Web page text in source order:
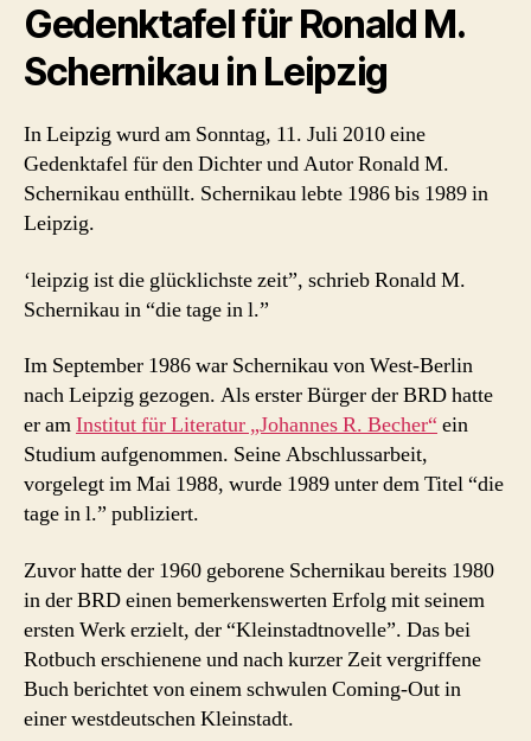
Gedenktafel für Ronald M.
Schernikau in Leipzig
In Leipzig wurd am Sonntag, 11. Juli 2010 eine
Gedenktafel für den Dichter und Autor Ronald M.
Schernikau enthüllt. Schernikau lebte 1986 bis 1989 in
Leipzig.
‘leipzig ist die glücklichste zeit”, schrieb Ronald M.
Schernikau in “die tage in l.”
Im September 1986 war Schernikau von West-Berlin
nach Leipzig gezogen. Als erster Bürger der BRD hatte
er amInstitut für Literatur „Johannes R. Becher“ein
Studium aufgenommen. Seine Abschlussarbeit,
vorgelegt im Mai 1988, wurde 1989 unter dem Titel “die
tage in l.” publiziert.
Zuvor hatte der 1960 geborene Schernikau bereits 1980
in der BRD einen bemerkenswerten Erfolg mit seinem
ersten Werk erzielt, der “Kleinstadtnovelle”. Das bei
Rotbuch erschienene und nach kurzer Zeit vergriffene
Buch berichtet von einem schwulen Coming-Out in
einer westdeutschen Kleinstadt.